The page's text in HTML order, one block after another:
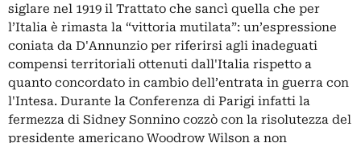
siglare nel 1919 il Trattato che sancì quella che per
l’Italia è rimasta la “vittoria mutilata”: un’espressione
coniata da D'Annunzio per riferirsi agli inadeguati
compensi territoriali ottenuti dall'Italia rispetto a
quanto concordato in cambio dell’entrata in guerra con
l'Intesa. Durante la Conferenza di Parigi infatti la
fermezza di Sidney Sonnino cozzò con la risolutezza del
presidente americano Woodrow Wilson a non